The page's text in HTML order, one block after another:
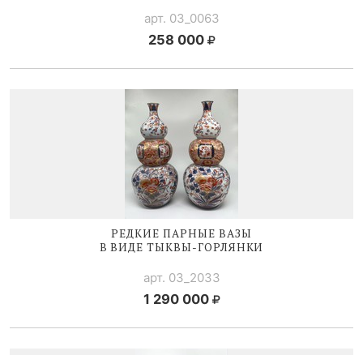
арт. 03_0063
258 000
РЕДКИЕ ПАРНЫЕ ВАЗЫ
В ВИДЕТЫКВЫ-ГОРЛЯНКИ
арт. 03_2033
1 290 000